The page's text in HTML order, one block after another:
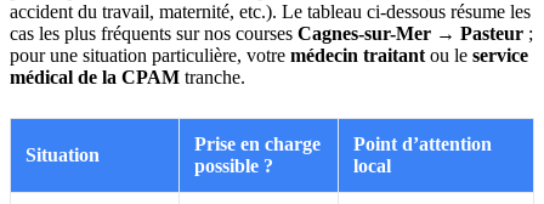
accident du travail, maternité, etc.). Le tableau ci-dessous résume les
cas les plus fréquents sur nos courses Cagnes-sur-Mer → Pasteur ;
pour une situation particulière, votre médecin traitant ou le service
médical de la CPAM tranche.
Situation
Prise en charge
possible ?
Point d’attention
local